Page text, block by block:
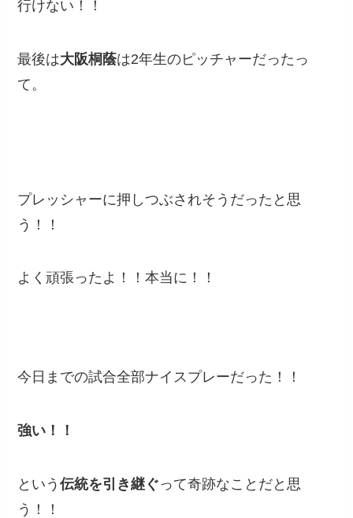
行けない！！
最後は大阪桐蔭は2年生のピッチャーだったっ
て。
プレッシャーに押しつぶされそうだったと思
う！！
よく頑張ったよ！！本当に！！
今日までの試合全部ナイスプレーだった！！
強い！！
という伝統を引き継ぐって奇跡なことだと思
う！！